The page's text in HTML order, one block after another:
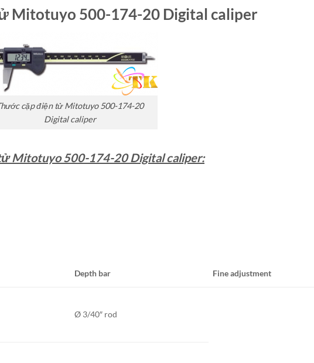
Mitotuyo 500-174-20 Digital caliper
cặp điện tử Mitotuyo 500-174-20
Digital caliper
Mitotuyo 500-174-20 Digital caliper:
Depth bar Fine adjustment
Ø 3/40″ rod